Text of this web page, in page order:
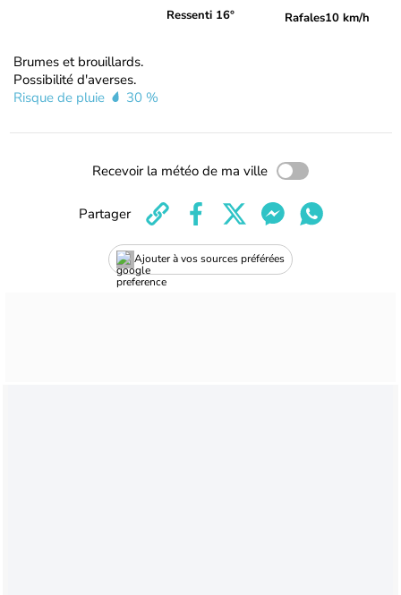
Ressenti 16° Rafales10 km/h
Brumes et brouillards.
Possibilité d'averses.
Risque de pluie
30 %
Recevoir la météo de ma ville
Ajouter à vos sources préférées
Partager